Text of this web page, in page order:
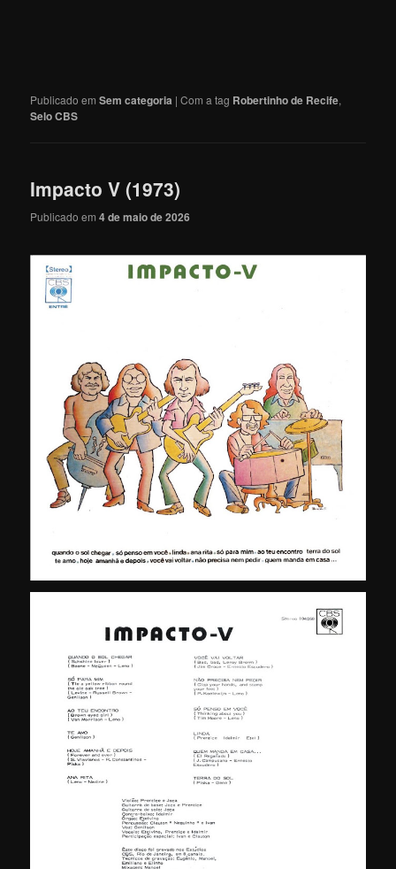
Publicado em Sem categoria |Com a tag Robertinho de Recife,
Selo CBS
Impacto V (1973)
Publicado em4 de maio de 2026